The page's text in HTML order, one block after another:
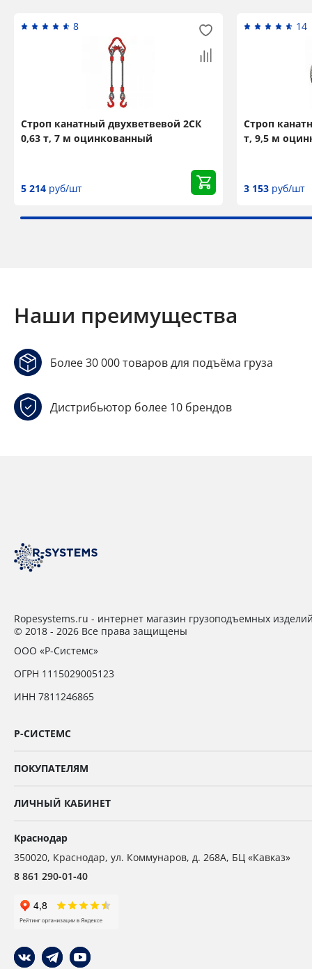
8
Строп канатный двухветвевой 2СК
0,63 т, 7 м оцинкованный
5 214 руб/шт
14
Строп
т, 9,5 м
3 153 руб/шт
Наши преимущества
Более 30 000 товаров для подъёма груза
Дистрибьютор более 10 брендов
Ropesystems.ru - интернет магазин грузоподъемных
© 2018 - 2026 Все права защищены
ООО «Р-Системс»
ОГРН 1115029005123
ИНН 7811246865
Р-СИСТЕМС
ПОКУПАТЕЛЯМ
ЛИЧНЫЙ КАБИНЕТ
Краснодар
350020, Краснодар, ул. Коммунаров, д. 268А, БЦ «Кавказ»
8 861 290-01-40